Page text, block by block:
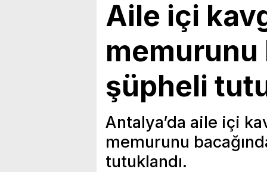
Aile içi
memurunu
şüpheli
Antalya’da aile içi
memurunu
tutuklandı.